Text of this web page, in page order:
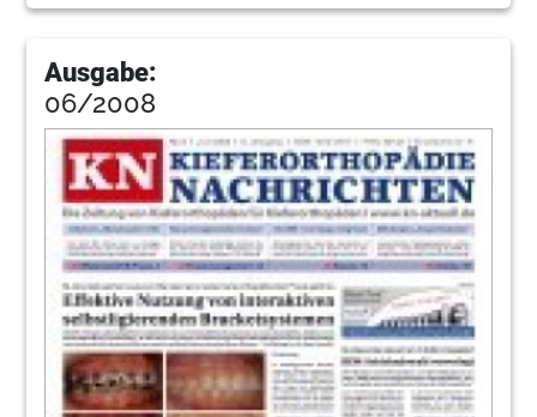
Ausgabe:
06/2008